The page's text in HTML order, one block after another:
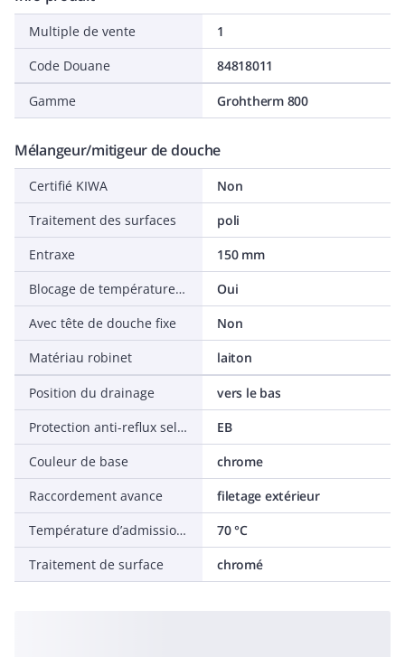
Multiple de vente
1
Code Douane
84818011
Gamme Grohtherm 800
Mélangeur/mitigeur de douche
Certifié KIWA
Non
Traitement des surfaces
poli
Entraxe
150 mm
Blocage de température (38 °C)
Oui
Avec tête de douche fixe
Non
Matériau robinet
laiton
Position du drainage
vers le bas
Protection anti-reflux selon EN 1717
EB
Couleur de base
chrome
Raccordement avance
filetage extérieur
Température d’admission max.
70 °C
Traitement de surface
chromé